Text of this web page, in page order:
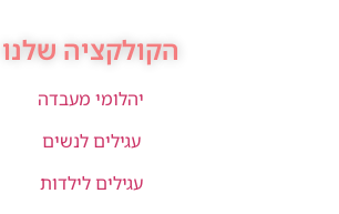
הקולקציה שלנו
יהלומי מעבדה
עגילים לנשים
עגילים לילדות